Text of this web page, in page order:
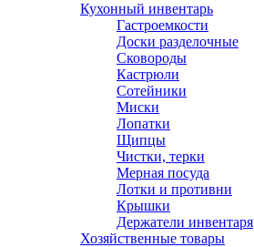
Кухонный инвентарь
Гастроемкости
Доски разделочные
Сковороды
Кастрюли
Сотейники
Миски
Лопатки
Щипцы
Чистки, терки
Мерная посуда
Лотки и противни
Крышки
Держатели инвентаря
Хозяйственные товары